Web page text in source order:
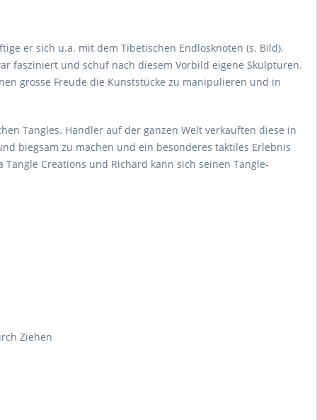
er sich u.a. mit dem Tibetischen Endlosknoten (s. Bild).
fasziniert und schuf nach diesem Vorbild eigene Skulpturen.
grosse Freude die Kunststücke zu manipulieren und in
Tangles. Händler auf der ganzen Welt verkauften diese in
biegsam zu machen und ein besonderes taktiles Erlebnis
Creations und Richard kann sich seinen Tangle-
Ziehen